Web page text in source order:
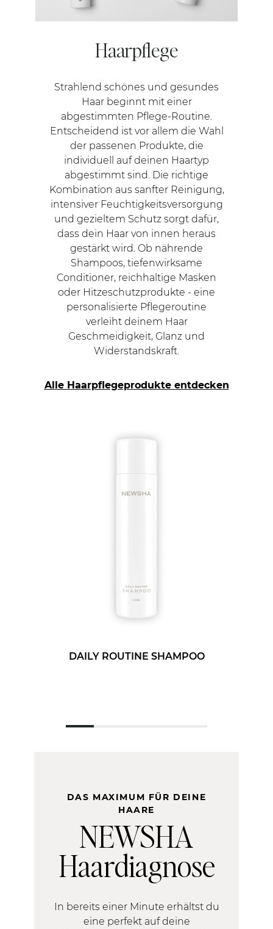
Haarpflege
Strahlend schönes und gesundes
Haar beginnt mit einer
abgestimmten Pflege-Routine.
Entscheidend ist vor allem die Wahl
der passenen Produkte, die
individuell auf deinen Haartyp
abgestimmt sind. Die richtige
Kombination aus sanfter Reinigung,
intensiver Feuchtigkeitsversorgung
und gezieltem Schutz sorgt dafür,
dass dein Haar von innen heraus
gestärkt wird. Ob nährende
Shampoos, tiefenwirksame
Conditioner, reichhaltige Masken
oder Hitzeschutzprodukte - eine
personalisierte Pflegeroutine
verleiht deinem Haar
Geschmeidigkeit, Glanz und
Widerstandskraft.
Alle Haarpflegeprodukte entdecken
250 ml
DAILY ROUTINE SHAMPOO
50 ml
DAS MAXIMUM FÜR DEINE
HAARE
NEWSHA
Haardiagnose
In bereits einer Minute erhältst du
eine perfekt auf deine